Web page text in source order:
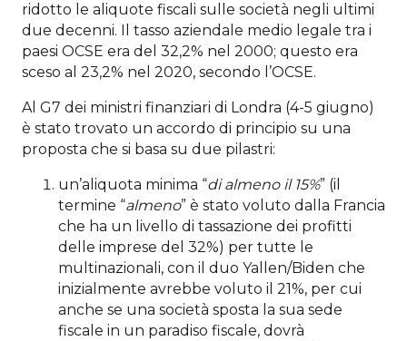
ridotto le aliquote fiscali sulle società negli ultimi
due decenni. Il tasso aziendale medio legale tra i
paesi OCSE era del 32,2% nel 2000; questo era
sceso al 23,2% nel 2020, secondo l’OCSE.
Al G7 dei ministri finanziari di Londra (4-5 giugno)
è stato trovato un accordo di principio su una
proposta che si basa su due pilastri:
un’aliquota minima “di almeno il 15%” (il
termine “almeno” è stato voluto dalla Francia
che ha un livello di tassazione dei profitti
delle imprese del 32%) per tutte le
multinazionali, con il duo Yallen/Biden che
inizialmente avrebbe voluto il 21%, per cui
anche se una società sposta la sua sede
fiscale in un paradiso fiscale, dovrà